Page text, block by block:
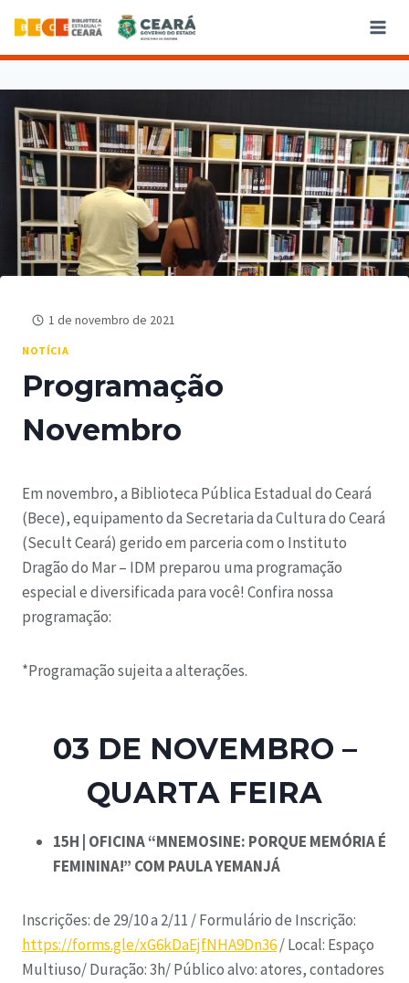
1 de novembro de 2021
NOTÍCIA
Programação
Novembro
Em novembro, a Biblioteca Pública Estadual do Ceará
(Bece), equipamento da Secretaria da Cultura do Ceará
(Secult Ceará) gerido em parceria com o Instituto
Dragão do Mar – IDM preparou uma programação
especial e diversificada para você! Confira nossa
programação:
*Programação sujeita a alterações.
03 DE NOVEMBRO –
QUARTA FEIRA
15H | OFICINA “MNEMOSINE: PORQUE MEMÓRIA É
FEMININA!” COM PAULA YEMANJÁ
Inscrições: de 29/10 a 2/11 /Formulário de Inscrição:
https://forms.gle/xG6kDaEjfNHA9Dn36/Local: Espaço
Multiuso/Duração: 3h/Público alvo: atores, contadores